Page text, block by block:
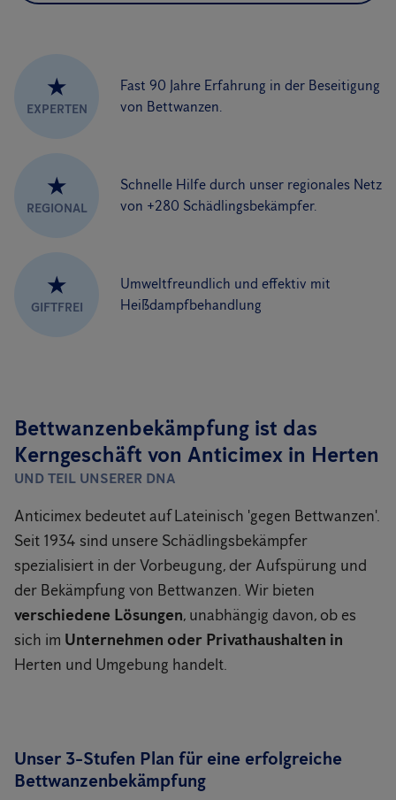
★
EXPERTEN
Fast 90 Jahre Erfahrung in der Beseitigung
von Bettwanzen.
★
REGIONAL
Schnelle Hilfe durch unser regionales Netz
von +280 Schädlingsbekämpfer.
★
GIFTFREI
Umweltfreundlich und effektiv mit
Heißdampfbehandlung
Bettwanzenbekämpfung ist das
Kerngeschäft von Anticimex in Herten
UND TEIL UNSERER DNA
Anticimex bedeutet auf Lateinisch 'gegen Bettwanzen'.
Seit 1934 sind unsere Schädlingsbekämpfer
spezialisiert in der Vorbeugung, der Aufspürung und
der Bekämpfung von Bettwanzen. Wir bieten
verschiedene Lösungen, unabhängig davon, ob es
sich im Unternehmen oder Privathaushalten in
Herten und Umgebung handelt.
Unser 3-Stufen Plan für eine erfolgreiche
Bettwanzenbekämpfung